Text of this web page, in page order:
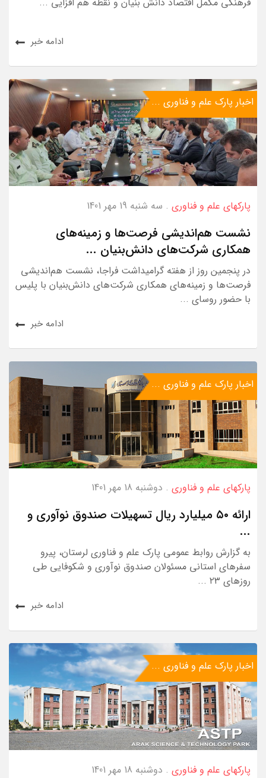
ادامه خبر
اخبار پارک علم و فناوری ...
پارکهای علم و فناوری. سه شنبه 19 مهر 1401
نشست هم‌اندیشی فرصت‌ها و زمینه‌های
همکاری شرکت‌های دانش‌بنیان ...
در پنجمین روز از هفته گرامیداشت فراجا، نشست هم‌اندیشی
فرصت‌ها و زمینه‌های همکاری شرکت‌های دانش‌بنیان با پلیس
با حضور روسای ...
ادامه خبر
اخبار پارک علم و فناوری ...
پارکهای علم و فناوری. دوشنبه 18 مهر 1401
ارائه ۵۰ میلیارد ریال تسهیلات صندوق نوآوری و
...
به گزارش روابط عمومی پارک علم و فناوری لرستان، پیرو
سفرهای استانی مسئولان صندوق نوآوری و شکوفایی طی
روزهای ۲۳ ...
ادامه خبر
اخبار پارک علم و فناوری ...
پارکهای علم و فناوری. دوشنبه 18 مهر 1401